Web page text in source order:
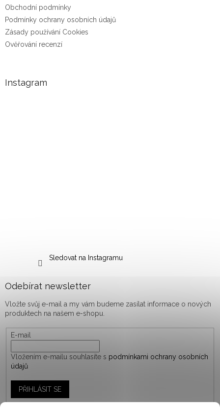
Obchodní podmínky
Podmínky ochrany osobních údajů
Zásady používání Cookies
Ověřování recenzí
Instagram
Sledovat na Instagramu
Odebírat newsletter
Vložte svůj e-mail a my vám budeme zasílat informace o nových
produktech na našem e-shopu.
E-mail
Vložením e-mailu souhlasíte s podmínkami ochrany osobních
údajů
PŘIHLÁSIT SE